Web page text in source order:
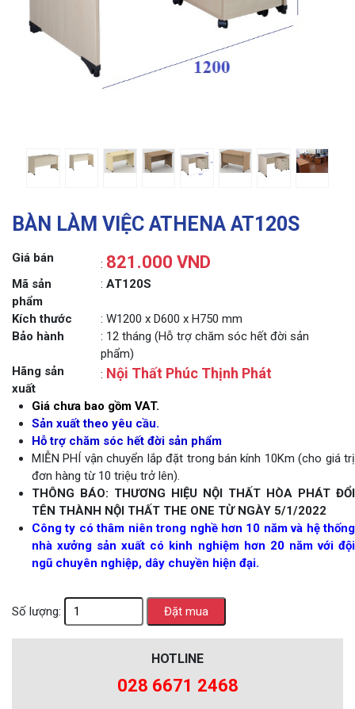
BÀN LÀM VIỆC ATHENA AT120S
Giá bán : 821.000 VND
Mã sản
phẩm
: AT120S
Kích thước
: W1200 x D600 x H750 mm
Bảo hành
: 12 tháng (Hỗ trợ chăm sóc hết đời sản
phẩm)
Hãng sản
xuất
: Nội Thất Phúc Thịnh Phát
Giá chưa bao gồm VAT.
Sản xuất theo yêu cầu.
Hỗ trợ chăm sóc hết đời sản phẩm
MIỄN PHÍ vận chuyển lắp đặt trong bán kính 10Km (cho giá trị
đơn hàng từ 10 triệu trở lên).
THÔNG BÁO: THƯƠNG HIỆU NỘI THẤT HÒA PHÁT ĐỔI
TÊN THÀNH NỘI THẤT THE ONE TỪ NGÀY 5/1/2022
Công ty có thâm niên trong nghề hơn 10 năm và hệ thống
nhà xưởng sản xuất có kinh nghiệm hơn 20 năm với đội
ngũ chuyên nghiệp, dây chuyền hiện đại.
Số lượng:
HOTLINE
028 6671 2468